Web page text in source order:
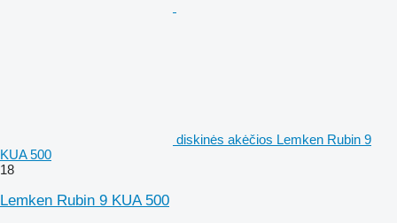
diskinės akėčios Lemken Rubin 9
KUA 500
18
Lemken Rubin 9 KUA 500